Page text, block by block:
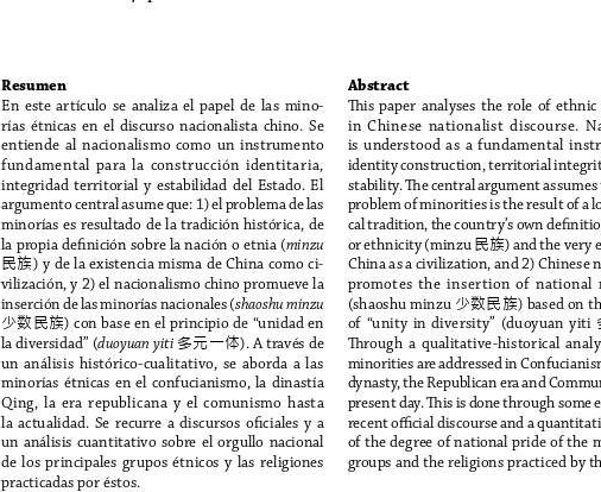
Resumen
En  este  artículo  se  analiza  el  papel  de  las  mino-
rías  étnicas  en  el  discurso  nacionalista  chino.  Se
entiende  al  nacionalismo  como  un  instrumento
fundamental  para  la  construcción  identitaria,
integridad  territorial  y  estabilidad  del  Estado.  El
argumento central asume que: 1) el problema de las
minorías es resultado de la tradición histórica, de
la propia definición sobre la nación o etnia (minzu
民族) y de la existencia misma de China como ci-
vilización, y 2) el nacionalismo chino promueve la
inserción de las minorías nacionales (shaoshu minzu
少数民族) con base en el principio de “unidad en
la diversidad” (duoyuan yiti 多元一体). A través de
un  análisis  histórico-cualitativo,  se  aborda  a  las
minorías  étnicas  en  el  confucianismo,  la  dinastía
Qing,  la  era  republicana  y  el  comunismo  hasta
la  actualidad.  Se  recurre  a  discursos  oficiales  y  a
un  análisis  cuantitativo  sobre  el  orgullo  nacional
de  los  principales  grupos  étnicos  y  las  religiones
practicadas por éstos.
Abstract
This  paper  analyses  the  role  of
in  Chinese  nationalist  discourse.
is  understood  as  a  fundamental
identity construction, territorial
stability. The central argument
problem of minorities is the result of a
cal tradition, the country’s own
or ethnicity (minzu 民族) and the very
China as a civilization, and 2) Chinese
promotes  the  insertion  of  national
(shaoshu minzu 少数民族) based on
of  “unity  in  diversity”  (duoyuan  yiti
Through  a  qualitative-historical
minorities are addressed in
dynasty, the Republican era and
present day. This is done through some
recent official discourse and a
of the degree of national pride of the
groups and the religions practiced by